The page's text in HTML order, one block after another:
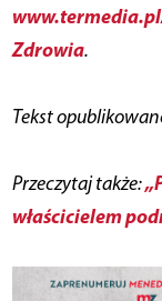
Zdrowia.
Tekst
Przeczytaj także:
właścicielem